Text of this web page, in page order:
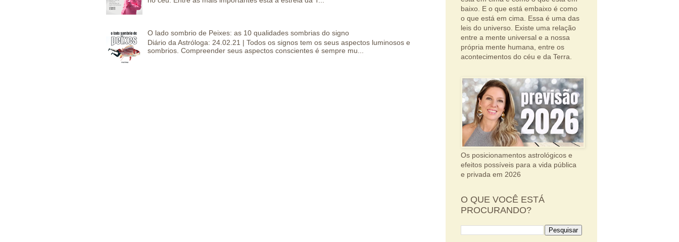
O lado sombrio de Peixes: as 10 qualidades sombrias do signo
Diário da Astróloga: 24.02.21 | Todos os signos tem os seus aspectos luminosos e
sombrios. Compreender seus aspectos conscientes é sempre mu...
baixo. E o que está embaixo é como
o que está em cima. Essa é uma das
leis do universo. Existe uma relação
entre a mente universal e a nossa
própria mente humana, entre os
acontecimentos do céu e da Terra.
Os posicionamentos astrológicos e
efeitos possíveis para a vida pública
e privada em 2026
O QUE VOCÊ ESTÁ
PROCURANDO?